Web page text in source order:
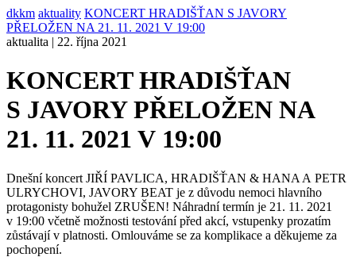
dkkm aktuality KONCERT HRADIŠŤAN S JAVORY
PŘELOŽEN NA 21. 11. 2021 V 19:00
aktualita | 22. října 2021
KONCERT HRADIŠŤAN
S JAVORY PŘELOŽEN NA
21. 11. 2021 V 19:00
Dnešní koncert JIŘÍ PAVLICA, HRADIŠŤAN & HANA A PETR
ULRYCHOVI, JAVORY BEAT je z důvodu nemoci hlavního
protagonisty bohužel ZRUŠEN! Náhradní termín je 21. 11. 2021
v 19:00 včetně možnosti testování před akcí, vstupenky prozatím
zůstávají v platnosti. Omlouváme se za komplikace a děkujeme za
pochopení.